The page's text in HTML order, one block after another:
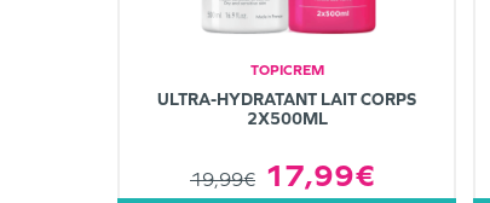
TOPICREM
ULTRA-HYDRATANT LAIT CORPS
2X500ML
19,99€ 17,99€